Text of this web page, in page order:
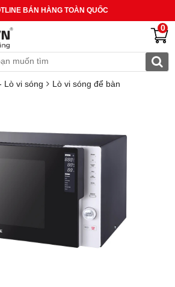
BÁN HÀNG TOÀN QUỐC
0
Lò vi sóng Lò vi sóng để bàn